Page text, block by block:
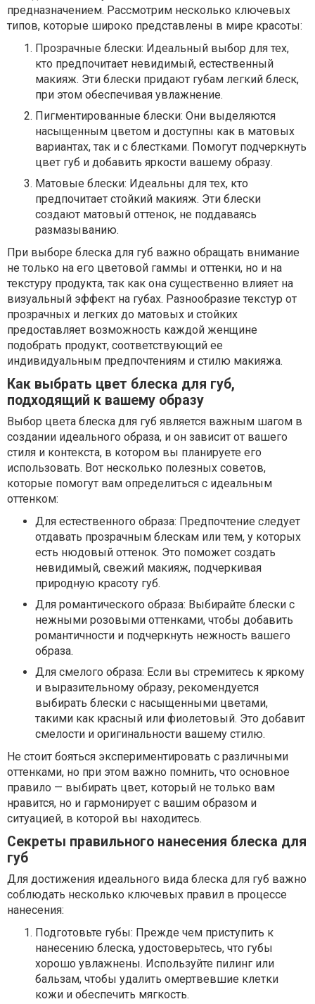
предназначением. Рассмотрим несколько ключевых
типов, которые широко представлены в мире красоты:
Прозрачные блески: Идеальный выбор для тех,
кто предпочитает невидимый, естественный
макияж. Эти блески придают губам легкий блеск,
при этом обеспечивая увлажнение.
Пигментированные блески: Они выделяются
насыщенным цветом и доступны как в матовых
вариантах, так и с блестками. Помогут подчеркнуть
цвет губ и добавить яркости вашему образу.
Матовые блески: Идеальны для тех, кто
предпочитает стойкий макияж. Эти блески
создают матовый оттенок, не поддаваясь
размазыванию.
При выборе блеска для губ важно обращать внимание
не только на его цветовой гаммы и оттенки, но и на
текстуру продукта, так как она существенно влияет на
визуальный эффект на губах. Разнообразие текстур от
прозрачных и легких до матовых и стойких
предоставляет возможность каждой женщине
подобрать продукт, соответствующий ее
индивидуальным предпочтениям и стилю макияжа.
Как выбрать цвет блеска для губ,
подходящий к вашему образу
Выбор цвета блеска для губ является важным шагом в
создании идеального образа, и он зависит от вашего
стиля и контекста, в котором вы планируете его
использовать. Вот несколько полезных советов,
которые помогут вам определиться с идеальным
оттенком:
Для естественного образа: Предпочтение следует
отдавать прозрачным блескам или тем, у которых
есть нюдовый оттенок. Это поможет создать
невидимый, свежий макияж, подчеркивая
природную красоту губ.
Для романтического образа: Выбирайте блески с
нежными розовыми оттенками, чтобы добавить
романтичности и подчеркнуть нежность вашего
образа.
Для смелого образа: Если вы стремитесь к яркому
и выразительному образу, рекомендуется
выбирать блески с насыщенными цветами,
такими как красный или фиолетовый. Это добавит
смелости и оригинальности вашему стилю.
Не стоит бояться экспериментировать с различными
оттенками, но при этом важно помнить, что основное
правило — выбирать цвет, который не только вам
нравится, но и гармонирует с вашим образом и
ситуацией, в которой вы находитесь.
Секреты правильного нанесения блеска для
губ
Для достижения идеального вида блеска для губ важно
соблюдать несколько ключевых правил в процессе
нанесения:
Подготовьте губы: Прежде чем приступить к
нанесению блеска, удостоверьтесь, что губы
хорошо увлажнены. Используйте пилинг или
бальзам, чтобы удалить омертвевшие клетки
кожи и обеспечить мягкость.